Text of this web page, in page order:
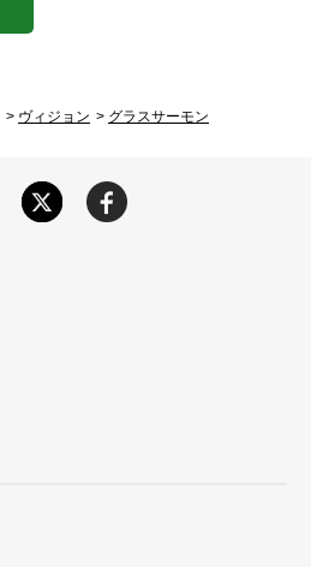
> ヴィジョン > グラスサーモン